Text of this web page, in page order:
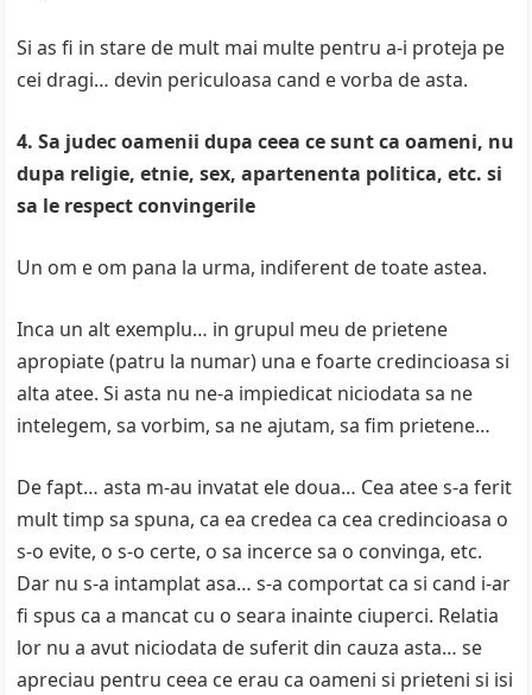
Si as fi in stare de mult mai multe pentru a-i proteja pe
cei dragi… devin periculoasa cand e vorba de asta.
4. Sa judec oamenii dupa ceea ce sunt ca oameni, nu
dupa religie, etnie, sex, apartenenta politica, etc. si
sa le respect convingerile
Un om e om pana la urma, indiferent de toate astea.
Inca un alt exemplu… in grupul meu de prietene
apropiate (patru la numar) una e foarte credincioasa si
alta atee. Si asta nu ne-a impiedicat niciodata sa ne
intelegem, sa vorbim, sa ne ajutam, sa fim prietene…
De fapt… asta m-au invatat ele doua… Cea atee s-a ferit
mult timp sa spuna, ca ea credea ca cea credincioasa o
s-o evite, o s-o certe, o sa incerce sa o convinga, etc.
Dar nu s-a intamplat asa… s-a comportat ca si cand i-ar
fi spus ca a mancat cu o seara inainte ciuperci. Relatia
lor nu a avut niciodata de suferit din cauza asta… se
apreciau pentru ceea ce erau ca oameni si prieteni si isi